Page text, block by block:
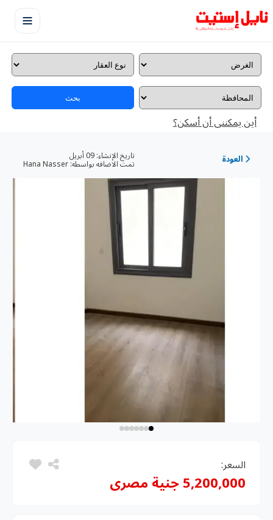
بحث
أين يمكننى أن أسكن؟
العودة تاريخ الإنشاء:
تمت الاضافه بواسطه: Hana Nasser
السعر:
5,200,000 جنية مصرى